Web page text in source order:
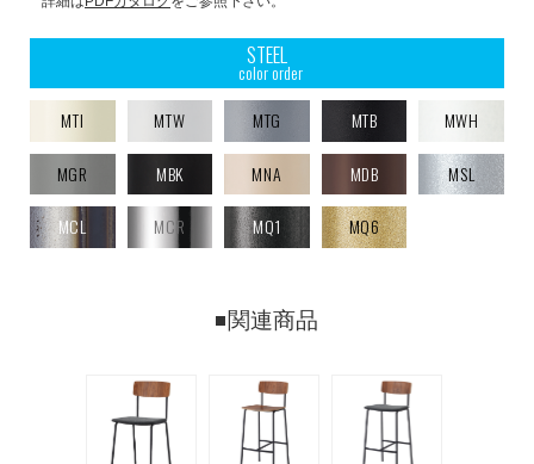
STEEL
color order
MTI
MTW MTG MTB MWH
MGR MBK MNA MDB MSL
MCL MCR MQ1 MQ6
関連商品